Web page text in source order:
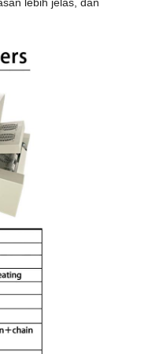
lebih jelas, dan